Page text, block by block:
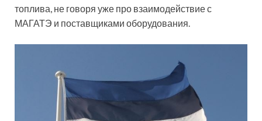
топлива, не говоря уже про взаимодействие с
МАГАТЭ и поставщиками оборудования.